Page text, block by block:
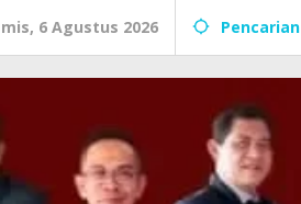
6 Agustus 2026 Pencarian